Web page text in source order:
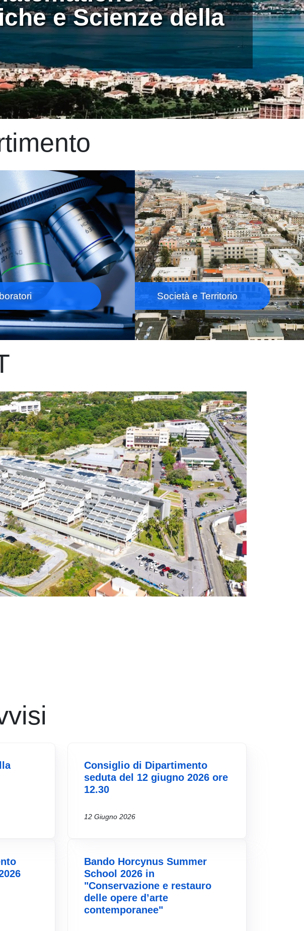
e Scienze della
Immagine
Società e Territorio
Consiglio di Dipartimento
seduta del 12 giugno 2026 ore
12.30
12 Giugno 2026
Bando Horcynus Summer
School 2026 in
"Conservazione e restauro
delle opere d’arte
contemporanee"